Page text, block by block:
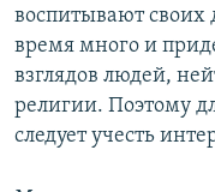
воспитывают своих
время много и
взглядов людей,
религии. Поэтому
следует учесть